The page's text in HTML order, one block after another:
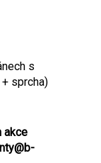
s
sprcha)
akce